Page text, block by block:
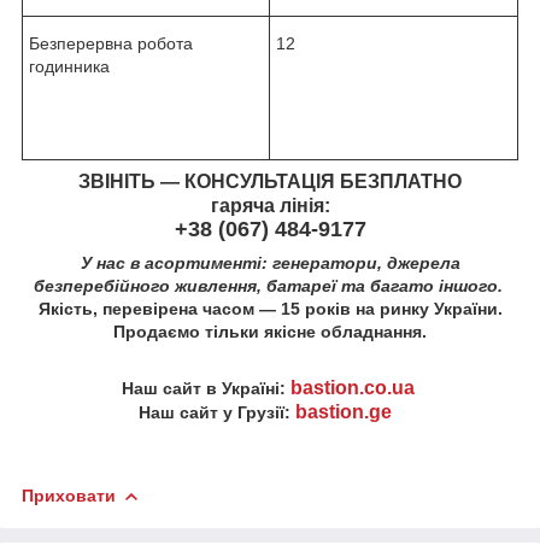
Безперервна робота
годинника
12
ЗВІНІТЬ — КОНСУЛЬТАЦІЯ БЕЗПЛАТНО
гаряча лінія:
+38 (067) 484-9177
У нас в асортименті: генератори, джерела
безперебійного живлення, батареї та багато іншого.
Якість, перевірена часом — 15 років на ринку України.
Продаємо тільки якісне обладнання.
Наш сайт в Україні: bastion.co.ua
Наш сайт у Грузії: bastion.ge
Приховати